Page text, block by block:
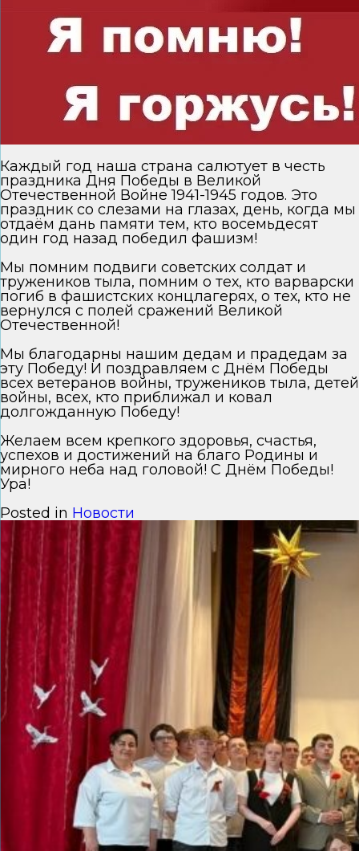
Каждый год наша страна салютует в честь
праздника Дня Победы в Великой
Отечественной Войне 1941-1945 годов. Это
праздник со слезами на глазах, день, когда мы
отдаём дань памяти тем, кто восемьдесят
один год назад победил фашизм!
Мы помним подвиги советских солдат и
тружеников тыла, помним о тех, кто варварски
погиб в фашистских концлагерях, о тех, кто не
вернулся с полей сражений Великой
Отечественной!
Мы благодарны нашим дедам и прадедам за
эту Победу! И поздравляем с Днём Победы
всех ветеранов войны, тружеников тыла, детей
войны, всех, кто приближал и ковал
долгожданную Победу!
Желаем всем крепкого здоровья, счастья,
успехов и достижений на благо Родины и
мирного неба над головой! С Днём Победы!
Ура!
Posted in Новости